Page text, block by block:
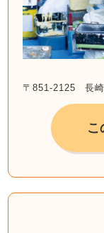
〒851-2125 長崎
こ